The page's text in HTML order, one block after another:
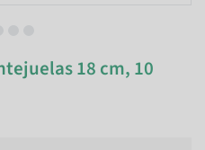
18 cm, 10